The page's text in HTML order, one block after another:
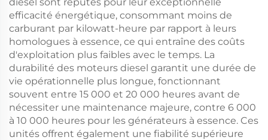
efficacité énergétique, consommant moins de
carburant par kilowatt-heure par rapport à leurs
homologues à essence, ce qui entraîne des coûts
d'exploitation plus faibles avec le temps. La
durabilité des moteurs diesel garantit une durée de
vie opérationnelle plus longue, fonctionnant
souvent entre 15 000 et 20 000 heures avant de
nécessiter une maintenance majeure, contre 6 000
à 10 000 heures pour les générateurs à essence. Ces
unités offrent également une fiabilité supérieure